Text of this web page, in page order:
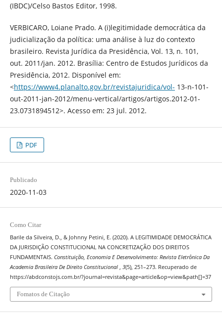
(IBDC)/Celso Bastos Editor, 1998.
VERBICARO, Loiane Prado. A (i)legitimidade democrática da
judicialização da política: uma análise à luz do contexto
brasileiro. Revista Jurídica da Presidência, Vol. 13, n. 101,
out. 2011/jan. 2012. Brasília: Centro de Estudos Jurídicos da
Presidência, 2012. Disponível em:
<https://www4.planalto.gov.br/revistajuridica/vol- 13-n-101-
out-2011-jan-2012/menu-vertical/artigos/artigos.2012-01-
23.0731894512>. Acesso em: 23 jul. 2012.
PDF
Publicado
2020-11-03
Como Citar
Barile da Silveira, D., & Johnny Petini, E. (2020). A LEGITIMIDADE DEMOCRÁTICA
DA JURISDIÇÃO CONSTITUCIONAL NA CONCRETIZAÇÃO DOS DIREITOS
FUNDAMENTAIS. Constituição, Economia E Desenvolvimento: Revista Eletrônica Da
Academia Brasileira De Direito Constitucional
3(5), 251–273. Recuperado de
https://abdconstojs.com.br/?journal=revista&page=article&op=view&path[]=37
Fomatos de Citação